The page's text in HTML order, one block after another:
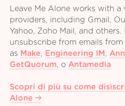
Leave Me Alone works with a
providers, including Gmail,
Yahoo, Zoho Mail, and
unsubscribe from emails
as Make, Engineering IM,
GetQuorum, o Antamedia
Scopri di più su come
Alone